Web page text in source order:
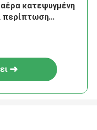
κατεψυγμένη
περίπτωση